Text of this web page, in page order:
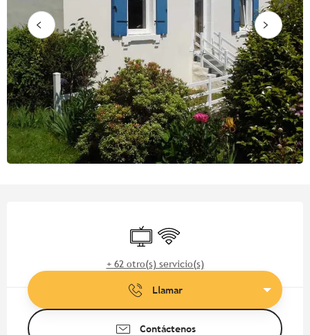
Televisión
Wifi
+ 62 otro(s) servicio(s)
Llamar
Contáctenos